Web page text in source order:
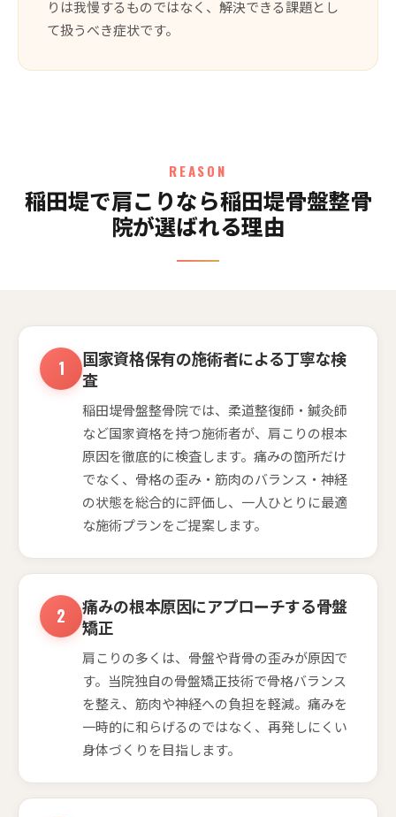
りは我慢するものではなく、解決できる課題とし
て扱うべき症状です。
REASON
稲田堤で肩こりなら稲田堤骨盤整骨
院が選ばれる理由
国家資格保有の施術者による丁寧な検
査
稲田堤骨盤整骨院では、柔道整復師・鍼灸師
など国家資格を持つ施術者が、肩こりの根本
原因を徹底的に検査します。痛みの箇所だけ
でなく、骨格の歪み・筋肉のバランス・神経
の状態を総合的に評価し、一人ひとりに最適
な施術プランをご提案します。
痛みの根本原因にアプローチする骨盤
矯正
肩こりの多くは、骨盤や背骨の歪みが原因で
す。当院独自の骨盤矯正技術で骨格バランス
を整え、筋肉や神経への負担を軽減。痛みを
一時的に和らげるのではなく、再発しにくい
身体づくりを目指します。